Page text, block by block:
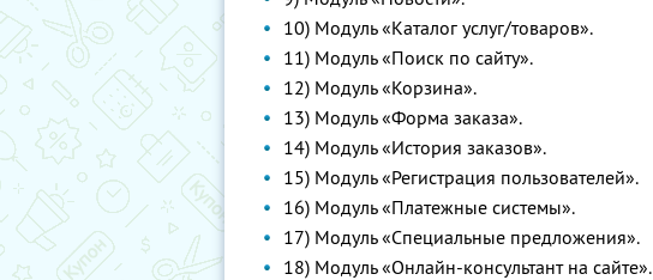
10) Модуль «Каталог услуг/товаров».
11) Модуль «Поиск по сайту».
12) Модуль «Корзина».
13) Модуль «Форма заказа».
14) Модуль «История заказов».
15) Модуль «Регистрация пользователей».
16) Модуль «Платежные системы».
17) Модуль «Специальные предложения».
18) Модуль «Онлайн-консультант на сайте».